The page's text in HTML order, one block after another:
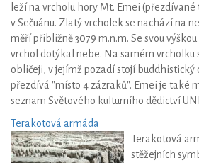
leží na vrcholu hory Mt. Emei
v Sečuánu. Zlatý vrcholek se nachází na
měří přibližně 3079 m.n.m. Se svou
vrchol dotýkal nebe. Na samém vrcholku
obličeji, v jejímž pozadí stojí buddhistický
přezdívá "místo 4 zázraků". Emei je také
seznam Světového kulturního dědictví
Terakotová armáda
Terakotová
stěžejních